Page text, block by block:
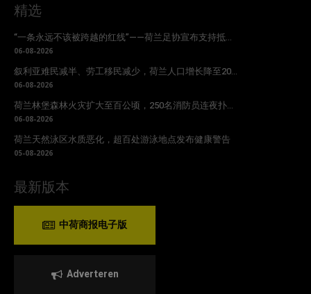
精选
“一条永远不该被跨越的红线”——荷兰足协宣布支持抵...
06-08-2026
叙利亚难民减半、劳工移民减少，荷兰人口增长降至20...
06-08-2026
荷兰林堡森林火灾扩大至百公顷，250名消防员连夜扑...
06-08-2026
荷兰天然泳区水质恶化，超百处游泳地点发布健康警告
05-08-2026
最新版本
中荷商报电子版
Adverteren